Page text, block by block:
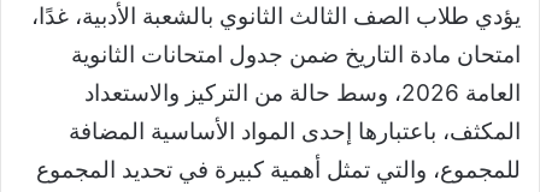
يؤدي طلاب الصف الثالث الثانوي بالشعبة الأدبية، غدًا،
امتحان مادة التاريخ ضمن جدول امتحانات الثانوية
العامة 2026، وسط حالة من التركيز والاستعداد
المكثف، باعتبارها إحدى المواد الأساسية المضافة
للمجموع، والتي تمثل أهمية كبيرة في تحديد المجموع